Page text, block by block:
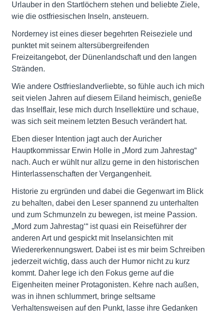
Urlauber in den Startlöchern stehen und beliebte Ziele,
wie die ostfriesischen Inseln, ansteuern.
Norderney ist eines dieser begehrten Reiseziele und
punktet mit seinem altersübergreifenden
Freizeitangebot, der Dünenlandschaft und den langen
Stränden.
Wie andere Ostfrieslandverliebte, so fühle auch ich mich
seit vielen Jahren auf diesem Eiland heimisch, genieße
das Inselflair, lese mich durch Insellektüre und schaue,
was sich seit meinem letzten Besuch verändert hat.
Eben dieser Intention jagt auch der Auricher
Hauptkommissar Erwin Holle in „Mord zum Jahrestag“
nach. Auch er wühlt nur allzu gerne in den historischen
Hinterlassenschaften der Vergangenheit.
Historie zu ergründen und dabei die Gegenwart im Blick
zu behalten, dabei den Leser spannend zu unterhalten
und zum Schmunzeln zu bewegen, ist meine Passion.
„Mord zum Jahrestag‘“ ist quasi ein Reiseführer der
anderen Art und gespickt mit Inselansichten mit
Wiedererkennungswert. Dabei ist es mir beim Schreiben
jederzeit wichtig, dass auch der Humor nicht zu kurz
kommt. Daher lege ich den Fokus gerne auf die
Eigenheiten meiner Protagonisten. Kehre nach außen,
was in ihnen schlummert, bringe seltsame
Verhaltensweisen auf den Punkt, lasse ihre Gedanken